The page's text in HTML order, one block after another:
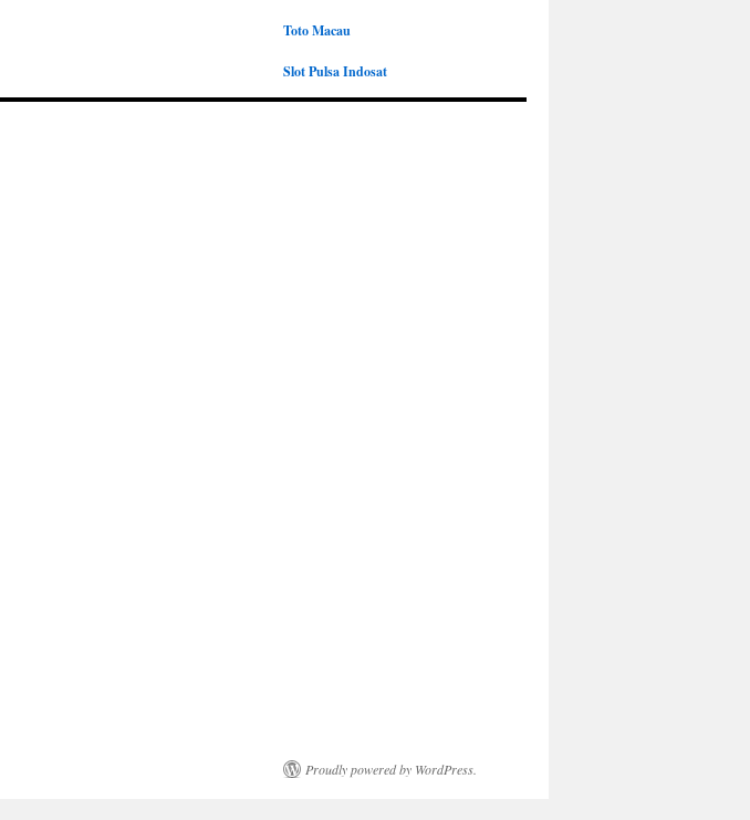
Toto Macau
Slot Pulsa Indosat
Proudly powered by WordPress.